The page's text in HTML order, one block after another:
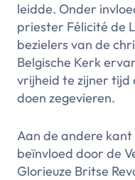
leidde. Onder
priester Félicité de
bezielers van de
Belgische Kerk
vrijheid te zijner tijd
doen zegevieren.
Aan de andere
beïnvloed door de
Glorieuze Britse